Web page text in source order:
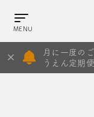
月に一度の
うえん定期便